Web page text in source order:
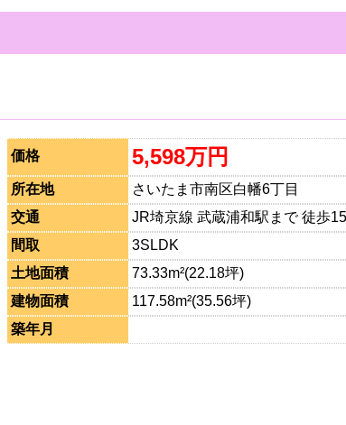
価格 5,598万円
所在地
さいたま市南区白幡6丁目
交通
JR埼京線 武蔵浦和駅まで 徒歩
間取
3SLDK
土地面積
73.33m²(22.18坪)
建物面積
117.58m²(35.56坪)
築年月